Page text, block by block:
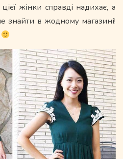
жінки справді надихає, а
знайти в жодному магазині!